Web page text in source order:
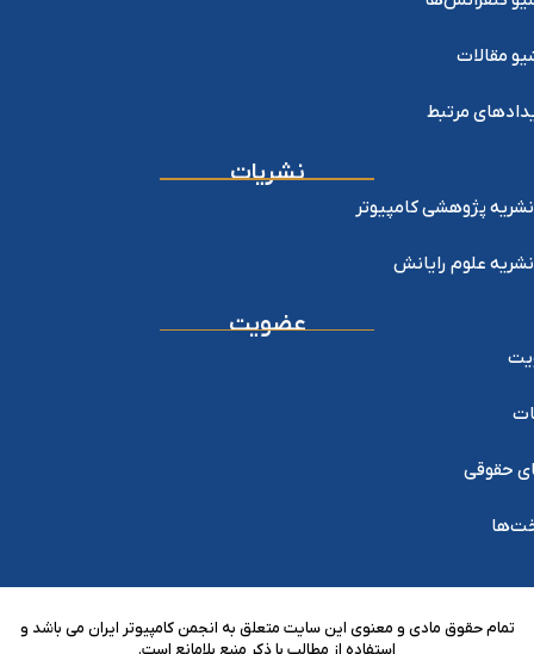
مقالات
مرتبط
نشریات
نشریه پژوهشی کامپیوتر
نشریه علوم رایانش
عضویت
حقوقی
تمام حقوق مادی و معنوی این سایت متعلق به انجمن کامپیوتر ایران می باشد و